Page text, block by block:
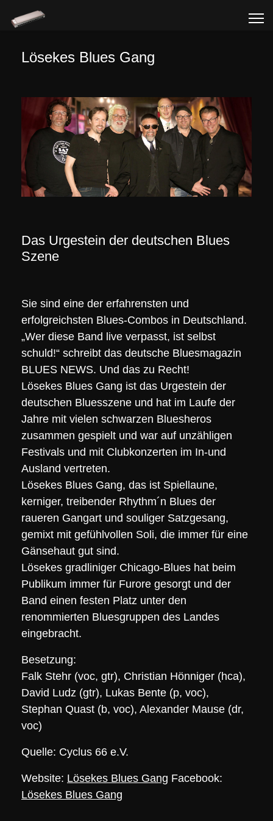
Lösekes Blues Gang
Das Urgestein der deutschen Blues
Szene
Sie sind eine der erfahrensten und
erfolgreichsten Blues-Combos in Deutschland.
„Wer diese Band live verpasst, ist selbst
schuld!“ schreibt das deutsche Bluesmagazin
BLUES NEWS. Und das zu Recht!
Lösekes Blues Gang ist das Urgestein der
deutschen Bluesszene und hat im Laufe der
Jahre mit vielen schwarzen Bluesheros
zusammen gespielt und war auf unzähligen
Festivals und mit Clubkonzerten im In-und
Ausland vertreten.
Lösekes Blues Gang, das ist Spiellaune,
kerniger, treibender Rhythm´n Blues der
raueren Gangart und souliger Satzgesang,
gemixt mit gefühlvollen Soli, die immer für eine
Gänsehaut gut sind.
Lösekes gradliniger Chicago-Blues hat beim
Publikum immer für Furore gesorgt und der
Band einen festen Platz unter den
renommierten Bluesgruppen des Landes
eingebracht.
Besetzung:
Falk Stehr (voc, gtr), Christian Hönniger (hca),
David Ludz (gtr), Lukas Bente (p, voc),
Stephan Quast (b, voc), Alexander Mause (dr,
voc)
Quelle: Cyclus 66 e.V.
Website: Lösekes Blues Gang Facebook:
Lösekes Blues Gang